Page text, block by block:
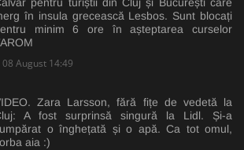
în insula grecească Lesbos. Sunt blocați
minim 6 ore în așteptarea curselor
08 August 14:49
Zara Larsson, fără fițe de vedetă la
A fost surprinsă singură la Lidl. Și-a
o înghețată și o apă. Ca tot omul,
aia :)